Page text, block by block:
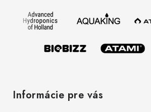
Informácie pre vás